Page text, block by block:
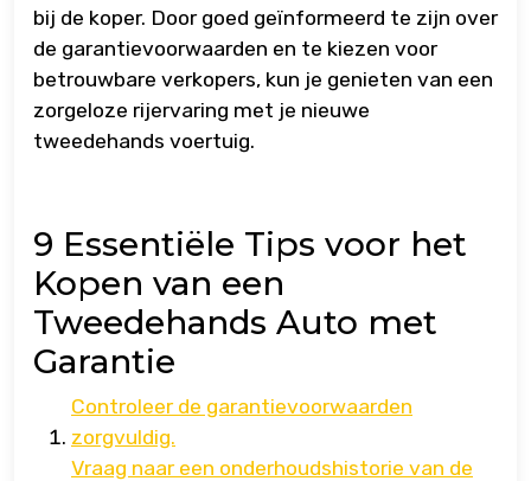
bij de koper. Door goed geïnformeerd te zijn over
de garantievoorwaarden en te kiezen voor
betrouwbare verkopers, kun je genieten van een
zorgeloze rijervaring met je nieuwe
tweedehands voertuig.
9 Essentiële Tips voor het
Kopen van een
Tweedehands Auto met
Garantie
Controleer de garantievoorwaarden
zorgvuldig.
Vraag naar een onderhoudshistorie van de